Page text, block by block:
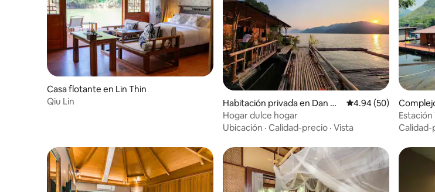
Casa flotante en Lin Thin
Qiu Lin
Habitación privada en Dan M
ae Chalap
Calificación
4.94 (50)
Hogar dulce hogar
Ubicación · Calidad-precio · Vista
n Tha